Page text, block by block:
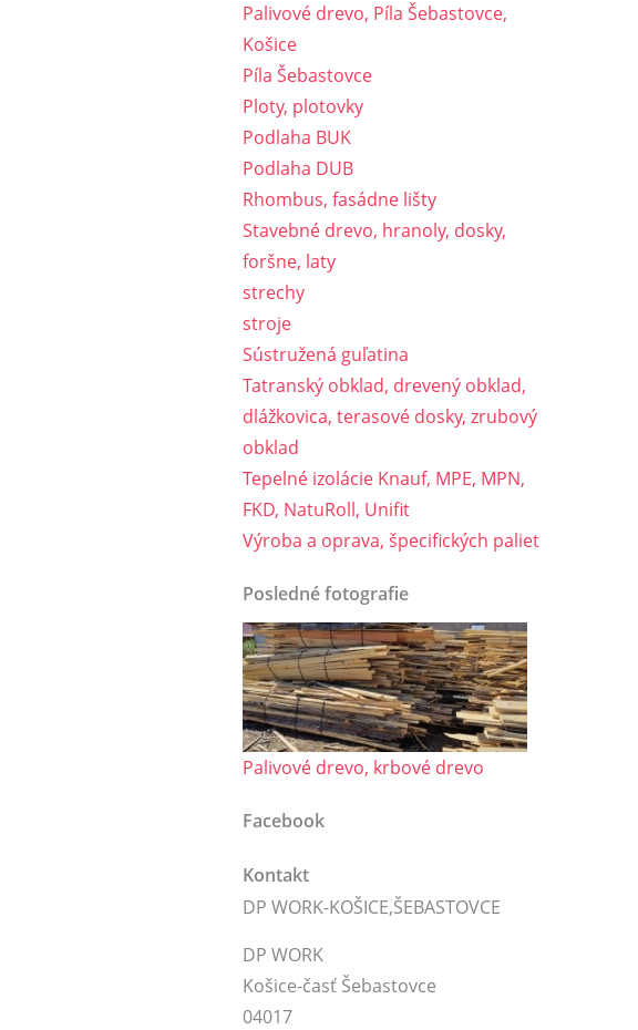
Palivové drevo, Píla Šebastovce,
Košice
Píla Šebastovce
Ploty, plotovky
Podlaha BUK
Podlaha DUB
Rhombus, fasádne lišty
Stavebné drevo, hranoly, dosky,
foršne, laty
strechy
stroje
Sústružená guľatina
Tatranský obklad, drevený obklad,
dlážkovica, terasové dosky, zrubový
obklad
Tepelné izolácie Knauf, MPE, MPN,
FKD, NatuRoll, Unifit
Výroba a oprava, špecifických paliet
Posledné fotografie
Palivové drevo, krbové drevo
Facebook
Kontakt
DP WORK-KOŠICE,ŠEBASTOVCE
DP WORK
Košice-časť Šebastovce
04017